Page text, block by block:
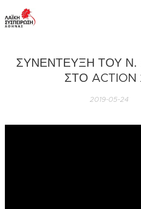
ΣΥΝΕΝΤΕΥΞΗ ΤΟΥ Ν.
ΣΤΟ ACTION
2019-05-24